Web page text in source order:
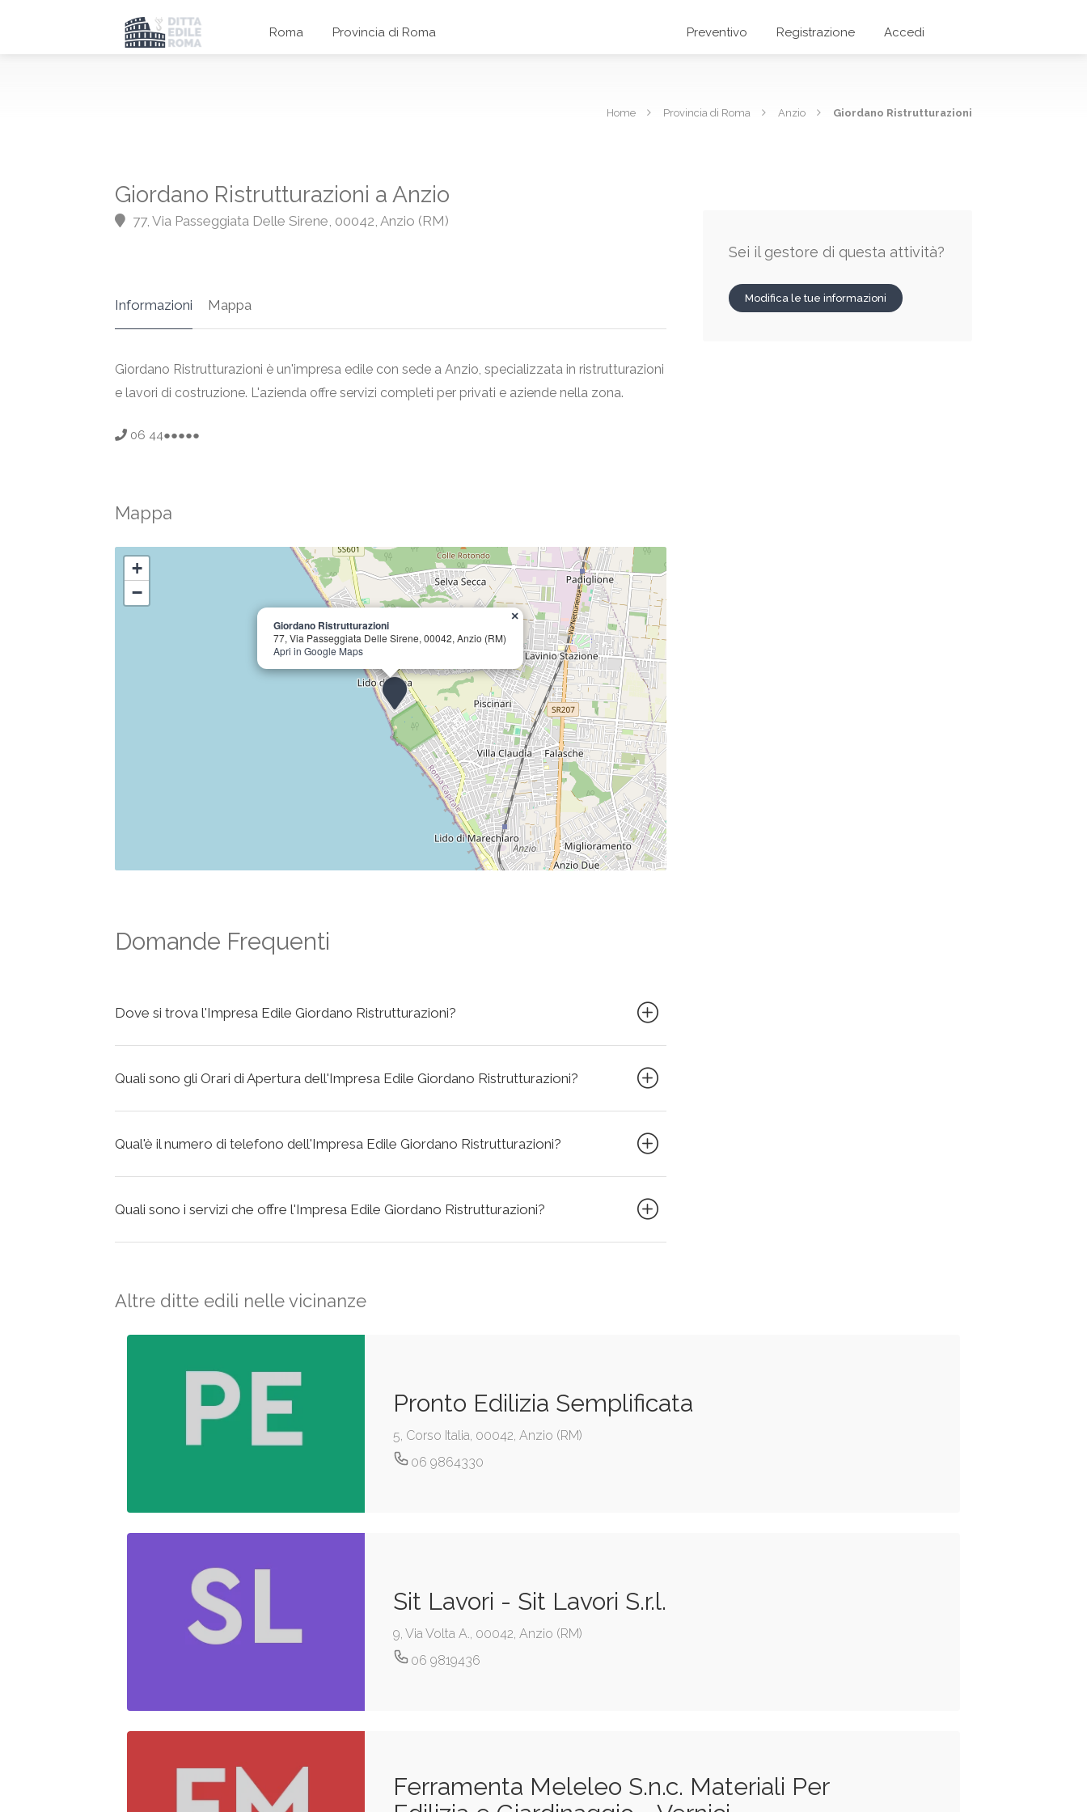
Roma Provincia di Roma Preventivo Registrazione Accedi
Home Provincia di Roma Anzio Giordano Ristrutturazioni
Giordano Ristrutturazioni a Anzio
77, Via Passeggiata Delle Sirene, 00042, Anzio (RM)
Informazioni Mappa
Giordano Ristrutturazioni è un'impresa edile con sede a Anzio, specializzata in ristrutturazioni
e lavori di costruzione. L'azienda offre servizi completi per privati e aziende nella zona.
06 44●●●●●
Mappa
Giordano Ristrutturazioni
77, Via Passeggiata Delle Sirene, 00042, Anzio (RM)
Apri in Google Maps
×
+
−
Domande Frequenti
Dove si trova l'Impresa Edile Giordano Ristrutturazioni?
Quali sono gli Orari di Apertura dell'Impresa Edile Giordano Ristrutturazioni?
Qual'è il numero di telefono dell'Impresa Edile Giordano Ristrutturazioni?
Quali sono i servizi che offre l'Impresa Edile Giordano Ristrutturazioni?
Sei il gestore di questa attività?
Modifica le tue informazioni
Altre ditte edili nelle vicinanze
Pronto Edilizia Semplificata
5, Corso Italia, 00042, Anzio (RM)
06 9864330
Sit Lavori - Sit Lavori S.r.l.
9, Via Volta A., 00042, Anzio (RM)
06 9819436
Ferramenta Meleleo S.n.c. Materiali Per